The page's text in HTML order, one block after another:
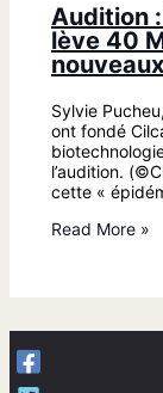
Audition
lève 40
Sylvie
ont fondé
l’audition.
cette «
Read More »